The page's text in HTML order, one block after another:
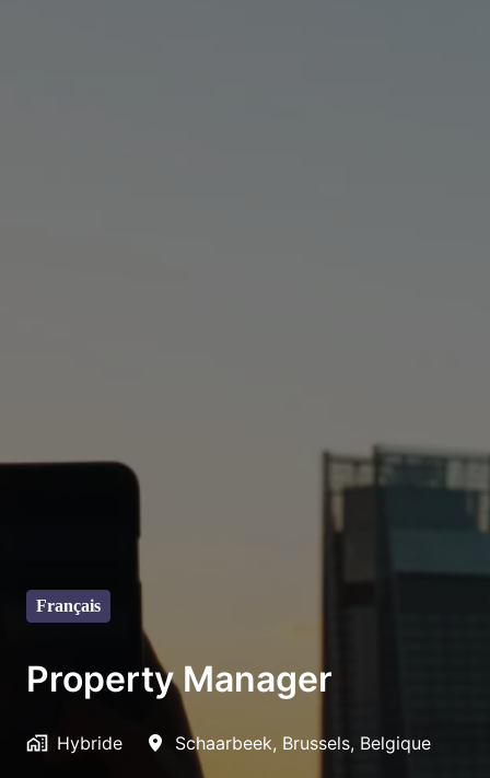
Français
Property Manager
Hybride Schaarbeek, Brussels, Belgique